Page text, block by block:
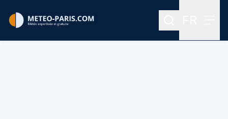
Rechercher